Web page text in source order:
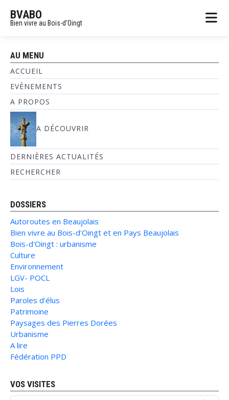
BVABO
Bien vivre au Bois-d'Oingt
AU MENU
ACCUEIL
EVÈNEMENTS
A PROPOS
A DÉCOUVRIR
DERNIÈRES ACTUALITÉS
RECHERCHER
DOSSIERS
Autoroutes en Beaujolais
Bien vivre au Bois-d'Oingt et en Pays Beaujolais
Bois-d'Oingt : urbanisme
Culture
Environnement
LGV- POCL
Lois
Paroles d'élus
Patrimoine
Paysages des Pierres Dorées
Urbanisme
A lire
Fédération PPD
VOS VISITES